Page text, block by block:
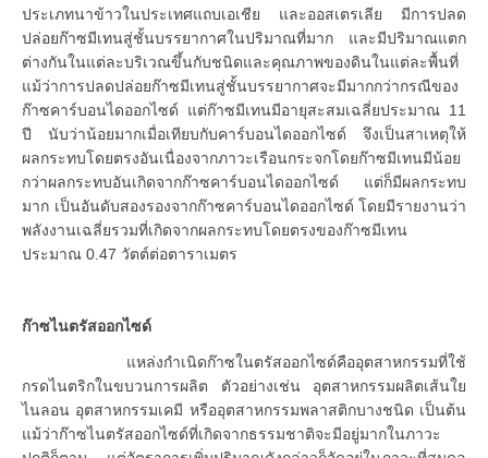
ประเภทนาข้าวในประเทศแถบเอเชีย และออสเตรเลีย มีการปลด
ปล่อยก๊าซมีเทนสู่ชั้นบรรยากาศในปริมาณที่มาก และมีปริมาณแตก
ต่างกันในแต่ละบริเวณขึ้นกับชนิดและคุณภาพของดินในแต่ละพื้นที่
แม้ว่าการปลดปล่อยก๊าซมีเทนสู่ชั้นบรรยากาศจะมีมากกว่ากรณีของ
ก๊าซคาร์บอนไดออกไซด์ แต่ก๊าซมีเทนมีอายุสะสมเฉลี่ยประมาณ 11
ปี นับว่าน้อยมากเมื่อเทียบกับคาร์บอนไดออกไซด์ จึงเป็นสาเหตุให้
ผลกระทบโดยตรงอันเนื่องจากภาวะเรือนกระจกโดยก๊าซมีเทนมีน้อย
กว่าผลกระทบอันเกิดจากก๊าซคาร์บอนไดออกไซด์ แต่ก็มีผลกระทบ
มาก เป็นอันดับสองรองจากก๊าซคาร์บอนไดออกไซด์ โดยมีรายงานว่า
พลังงานเฉลี่ยรวมที่เกิดจากผลกระทบโดยตรงของก๊าซมีเทน
ประมาณ 0.47 วัตต์ต่อตาราเมตร
ก๊าซไนตรัสออกไซด์
แหล่งกำเนิดก๊าซในตรัสออกไซด์คืออุตสาหกรรมที่ใช้
กรดไนตริกในขบวนการผลิต ตัวอย่างเช่น อุตสาหกรรมผลิตเส้นใย
ไนลอน อุตสาหกรรมเคมี หรืออุตสาหกรรมพลาสติกบางชนิด เป็นต้น
แม้ว่าก๊าซไนตรัสออกไซด์ที่เกิดจากธรรมชาติจะมีอยู่มากในภาวะ